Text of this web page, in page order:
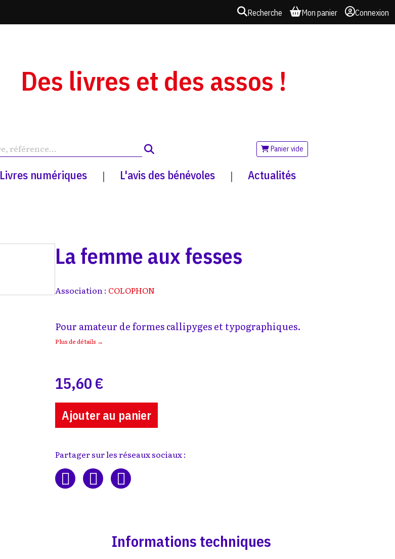
Recherche Mon panier Connexion
Des livres et des assos !
Panier vide
Livres numériques | L'avis des bénévoles | Actualités
La femme aux fesses
Association : COLOPHON
Pour amateur de formes callipyges et typographiques.
Plus de détails →
15,60 €
Ajouter au panier
Partager sur les réseaux sociaux :
Informations techniques